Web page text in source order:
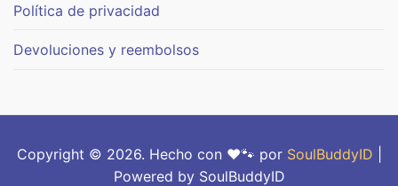
Política de privacidad
Devoluciones y reembolsos
Copyright © 2026. Hecho con ❤️🐾 por SoulBuddyID
Powered by SoulBuddyID